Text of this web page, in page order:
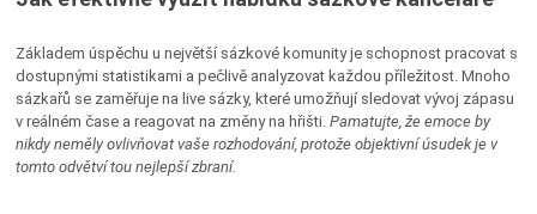
Základem úspěchu u největší sázkové komunity je schopnost pracovat s
dostupnými statistikami a pečlivě analyzovat každou příležitost. Mnoho
sázkařů se zaměřuje na live sázky, které umožňují sledovat vývoj zápasu
v reálném čase a reagovat na změny na hřišti. Pamatujte, že emoce by
nikdy neměly ovlivňovat vaše rozhodování, protože objektivní úsudek je v
tomto odvětví tou nejlepší zbraní.